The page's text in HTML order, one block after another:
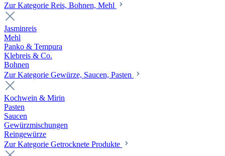
Zur Kategorie Reis, Bohnen, Mehl
Jasminreis
Mehl
Panko & Tempura
Klebreis & Co.
Bohnen
Zur Kategorie Gewürze, Saucen, Pasten
Kochwein & Mirin
Pasten
Saucen
Gewürzmischungen
Reingewürze
Zur Kategorie Getrocknete Produkte